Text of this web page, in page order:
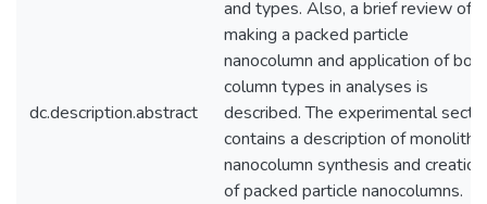
dc.description.abstract
and types. Also, a brief review of
making a packed particle
nanocolumn and application of both
column types in analyses is
described. The experimental
contains a description of monolith
nanocolumn synthesis and creation
of packed particle nanocolumns.